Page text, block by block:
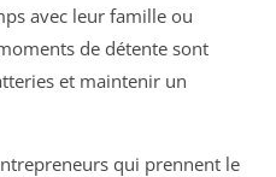
avec leur famille ou
de détente sont
et maintenir un
qui prennent le